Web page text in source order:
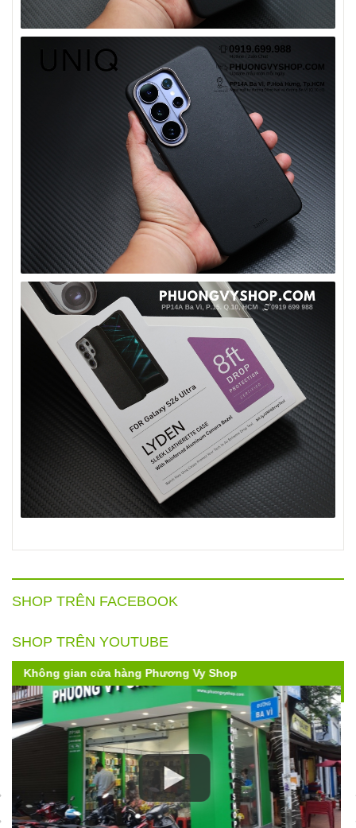
SHOP TRÊN FACEBOOK
SHOP TRÊN YOUTUBE
Kính Hoda 3D Diamond-Like Carbon iPhone 16 Promax
| Cứng hơn - full tràn viền - không lẹm góc